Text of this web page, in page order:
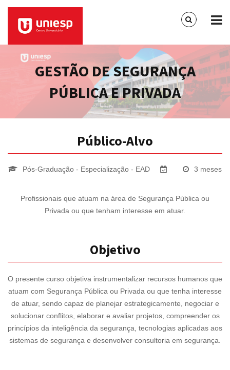
GESTÃO DE SEGURANÇA
PÚBLICA E PRIVADA
Público-Alvo
Pós-Graduação - Especialização - EAD 3 meses
Profissionais que atuam na área de Segurança Pública ou
Privada ou que tenham interesse em atuar.
Objetivo
O presente curso objetiva instrumentalizar recursos humanos que
atuam com Segurança Pública ou Privada ou que tenha interesse
de atuar, sendo capaz de planejar estrategicamente, negociar e
solucionar conflitos, elaborar e avaliar projetos, compreender os
princípios da inteligência da segurança, tecnologias aplicadas aos
sistemas de segurança e desenvolver consultoria em segurança.